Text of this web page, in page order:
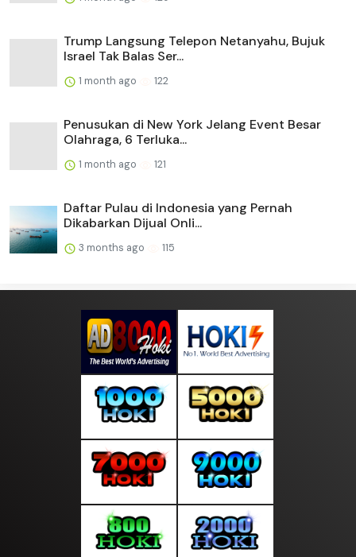
Trump Langsung Telepon Netanyahu, Bujuk
Israel Tak Balas Ser...
1 month ago 122
Penusukan di New York Jelang Event Besar
Olahraga, 6 Terluka...
1 month ago 121
Daftar Pulau di Indonesia yang Pernah
Dikabarkan Dijual Onli...
3 months ago 115